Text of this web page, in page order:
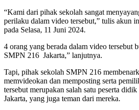
“Kami dari pihak sekolah sangat
perilaku dalam video tersebut,” tulis akun
pada Selasa, 11 Juni 2024.
4 orang yang berada dalam video tersebut
SMPN 216 Jakarta,” lanjutnya.
Tapi, pihak sekolah SMPN 216
memvideokan dan memposting serta
tersebut merupakan salah satu peserta
Jakarta, yang juga teman dari mereka.